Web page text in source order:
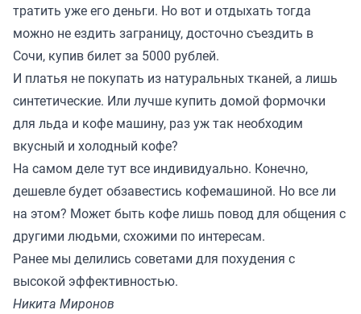
тратить уже его деньги. Но вот и отдыхать тогда
можно не ездить заграницу, досточно съездить в
Сочи, купив билет за 5000 рублей.
И платья не покупать из натуральных тканей, а лишь
синтетические. Или лучше купить домой формочки
для льда и кофе машину, раз уж так необходим
вкусный и холодный кофе?
На самом деле тут все индивидуально. Конечно,
дешевле будет обзавестись кофемашиной. Но все ли
на этом? Может быть кофе лишь повод для общения с
другими людьми, схожими по интересам.
Ранее мы делились советами для похудения с
высокой эффективностью.
Никита Миронов